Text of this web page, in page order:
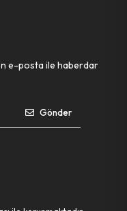
e-posta ile haberdar
Gönder